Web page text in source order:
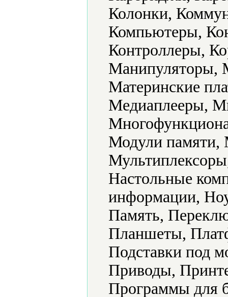
Колонки,
Компьютеры,
Контроллеры,
Манипуляторы,
Материнские
Медиаплееры,
Модули памяти,
Настольные
информации,
Память,
Планшеты,
Подставки под
Приводы,
Программы для